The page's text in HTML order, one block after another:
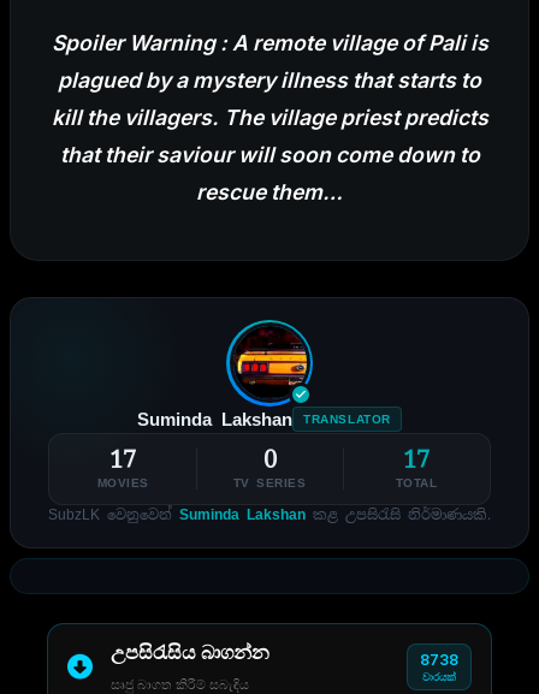
Spoiler Warning : A remote village of Pali is
plagued by a mystery illness that starts to
kill the villagers. The village priest predicts
that their saviour will soon come down to
rescue them…
Suminda Lakshan TRANSLATOR
17
MOVIES
0
TV SERIES
17
TOTAL
SubzLK වෙනුවෙන් Suminda Lakshan කළ උපසිරැසි නිර්මාණයකි.
උපසිරැසිය බාගන්න
සෘජු බාගත කිරීම් සබැඳිය
8738
වාරයක්